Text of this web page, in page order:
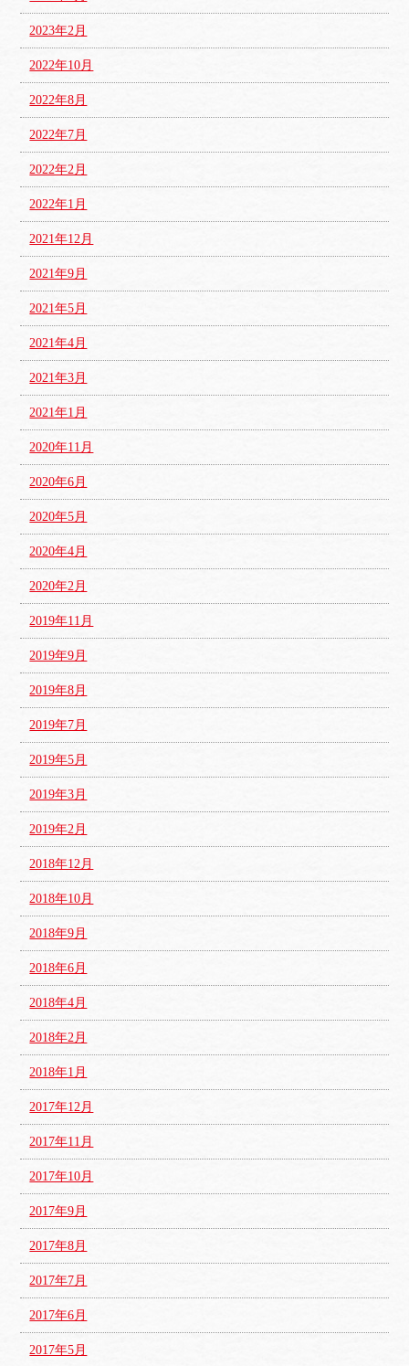
2023年2月
2022年10月
2022年8月
2022年7月
2022年2月
2022年1月
2021年12月
2021年9月
2021年5月
2021年4月
2021年3月
2021年1月
2020年11月
2020年6月
2020年5月
2020年4月
2020年2月
2019年11月
2019年9月
2019年8月
2019年7月
2019年5月
2019年3月
2019年2月
2018年12月
2018年10月
2018年9月
2018年6月
2018年4月
2018年2月
2018年1月
2017年12月
2017年11月
2017年10月
2017年9月
2017年8月
2017年7月
2017年6月
2017年5月